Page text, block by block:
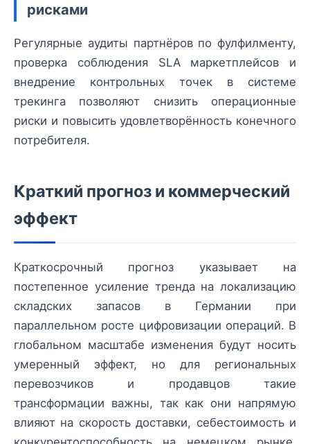
рисками
Регулярные аудиты партнёров по фулфилменту,
проверка соблюдения SLA маркетплейсов и
внедрение контрольных точек в системе
трекинга позволяют снизить операционные
риски и повысить удовлетворённость конечного
потребителя.
Краткий прогноз и коммерческий
эффект
Краткосрочный прогноз указывает на
постепенное усиление тренда на локализацию
складских запасов в Германии при
параллельном росте цифровизации операций. В
глобальном масштабе изменения будут носить
умеренный эффект, но для региональных
перевозчиков и продавцов такие
трансформации важны, так как они напрямую
влияют на скорость доставки, себестоимость и